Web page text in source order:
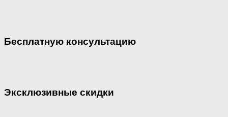
Бесплатную консультацию
Эксклюзивные скидки